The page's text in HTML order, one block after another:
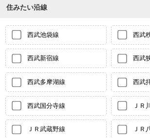
住みたい沿線
西武池袋線 西武
西武新宿線 西武
西武多摩湖線 西武
西武国分寺線 ＪＲ
ＪＲ武蔵野線 ＪＲ